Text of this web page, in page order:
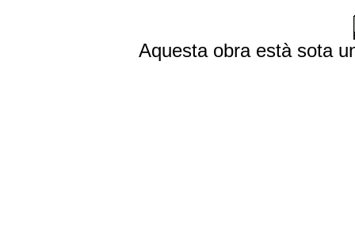
Aquesta obra està sota